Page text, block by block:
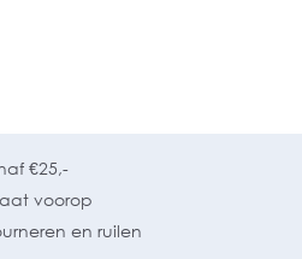
€25,-
voorop
en ruilen